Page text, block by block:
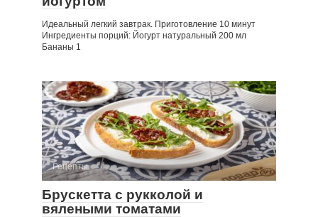
Идеальный легкий завтрак. Приготовление 10 минут
Ингредиенты порций: Йогурт натуральный 200 мл
Бананы 1
Рецепты
Брускетта с рукколой и
вялеными томатами